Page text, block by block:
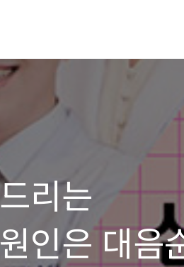
리는
인은 대음